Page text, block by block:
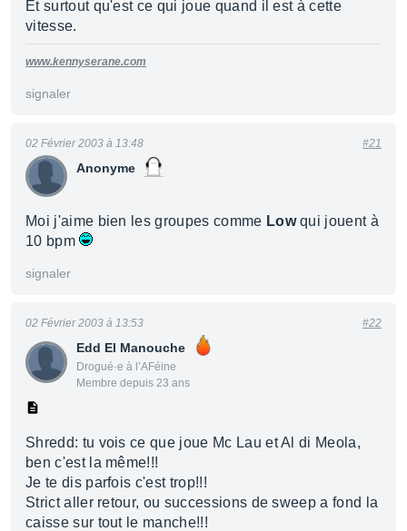
Et surtout qu'est ce qui joue quand il est à cette
vitesse.
www.kennyserane.com
signaler
Anonyme
02 Février 2003 à 13:48 #21
Moi j'aime bien les groupes comme Lowqui jouent à
10 bpm
signaler
Edd El Manouche
Drogué·e à l’AFéine
Membre depuis 23 ans
02 Février 2003 à 13:53 #22
Shredd: tu vois ce que joue Mc Lau et Al di Meola,
ben c'est la même!!!
Je te dis parfois c'est trop!!!
Strict aller retour, ou successions de sweep a fond la
caisse sur tout le manche!!!